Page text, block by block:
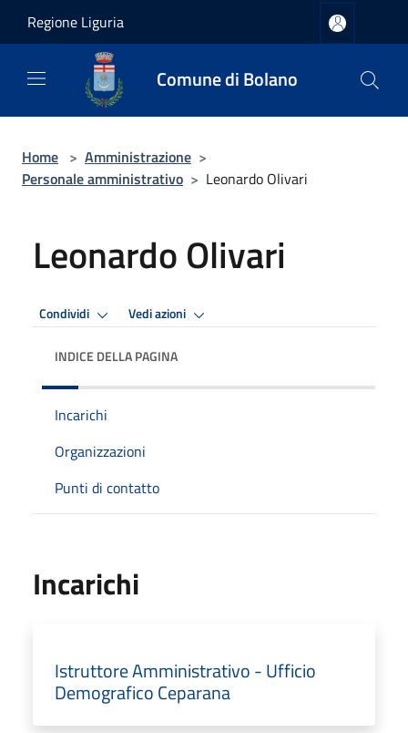
Regione Liguria
Comune di Bolano
Home > Amministrazione >
Personale amministrativo > Leonardo Olivari
Leonardo Olivari
Condividi Vedi azioni
INDICE DELLA PAGINA
Incarichi
Organizzazioni
Punti di contatto
Incarichi
Istruttore Amministrativo - Ufficio
Demografico Ceparana